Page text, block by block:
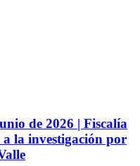
de 2026 | Fiscalía
la investigación por